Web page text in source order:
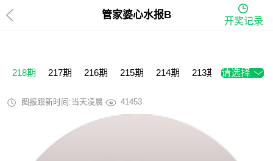
管家婆心水报B
开奖记录
218期 217期 216期 215期 214期 213期 212期
请选择
图报跟新时间:当天凌晨 41453